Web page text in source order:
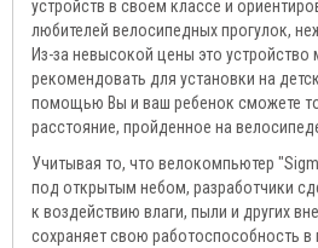
устройств в своем классе и
любителей велосипедных прогулок,
Из-за невысокой цены это
рекомендовать для установки на
помощью Вы и ваш ребенок сможете
расстояние, пройденное на
Учитывая то, что велокомпьютер
под открытым небом, разработчики
к воздействию влаги, пыли и других
сохраняет свою работоспособность